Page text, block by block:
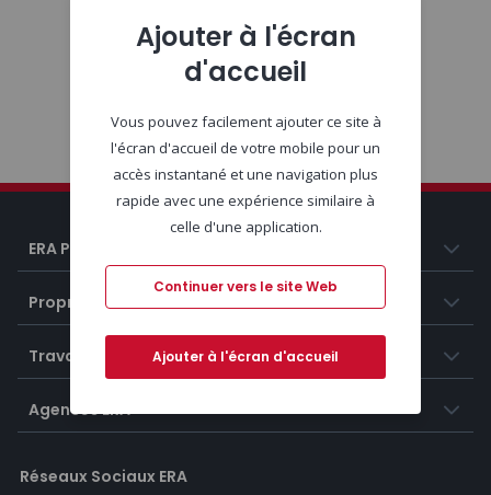
ERA Portugal
Propriétés
Travailler chez ERA
Agences ERA
Réseaux Sociaux ERA
Ajouter à l'écran
d'accueil
Vous pouvez facilement ajouter ce site à
l'écran d'accueil de votre mobile pour un
accès instantané et une navigation plus
rapide avec une expérience similaire à
celle d'une application.
Continuer vers le site Web
Ajouter à l'écran d'accueil